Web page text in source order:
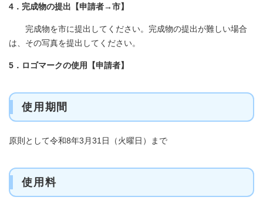
4．完成物の提出【申請者→市】
完成物を市に提出してください。完成物の提出が難しい場合
は、その写真を提出してください。
5．ロゴマークの使用【申請者】
使用期間
原則として令和8年3月31日（火曜日）まで
使用料